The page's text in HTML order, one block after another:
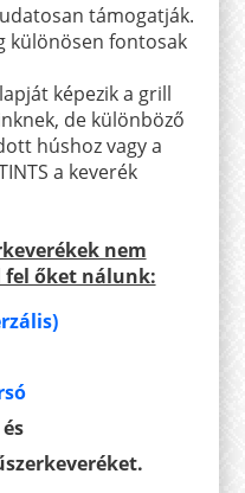
támogatják.
különösen fontosak
képezik a grill
de különböző
húshoz vagy a
a keverék
nem
fel őket nálunk: